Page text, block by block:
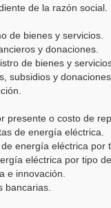
de la razón social.
de bienes y servicios.
y donaciones.
de bienes y
subsidios y
presente o costo de
de energía eléctrica.
energía eléctrica por
eléctrica por tipo
e innovación.
bancarias.